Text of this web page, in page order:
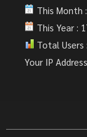
This Month
This Year :
Total Users
Your IP